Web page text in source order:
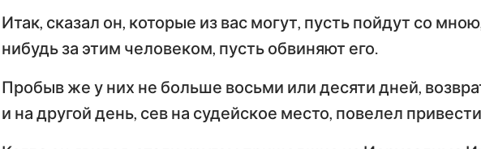
Иов
Екклесиаст Песни Песней
Исаия
Послание к
Филиппийцам
Первое послание к
Итак, сказал он, которые из вас могут, пусть пойдут со
нибудь за этим человеком, пусть обвиняют его.
Пробыв же у них не больше восьми или десяти дней,
и на другой день, сев на судейское место, повелел